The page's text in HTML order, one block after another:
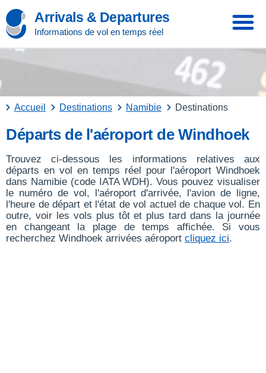
Arrivals & Departures
Informations de vol en temps réel
Accueil Destinations Namibie Destinations
Départs de l'aéroport de Windhoek
Trouvez ci-dessous les informations relatives aux
départs en vol en temps réel pour l'aéroport Windhoek
dans Namibie (code IATA WDH). Vous pouvez visualiser
le numéro de vol, l'aéroport d'arrivée, l'avion de ligne,
l'heure de départ et l'état de vol actuel de chaque vol. En
outre, voir les vols plus tôt et plus tard dans la journée
en changeant la plage de temps affichée. Si vous
recherchez Windhoek arrivées aéroport cliquez ici.